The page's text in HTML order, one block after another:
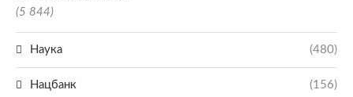
(5 844)
Наука (480)
Нацбанк (156)